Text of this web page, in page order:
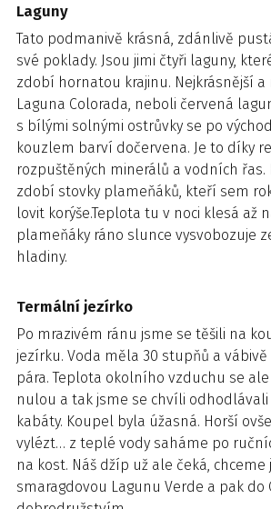
Laguny
Tato podmanivě krásná, zdánlivě
své poklady. Jsou jimi čtyři laguny,
zdobí hornatou krajinu. Nejkrásnější a
Laguna Colorada, neboli červená
s bílými solnými ostrůvky se po
kouzlem barví dočervena. Je to díky
rozpuštěných minerálů a vodních
zdobí stovky plameňáků, kteří sem
lovit korýše.Teplota tu v noci klesá až
plameňáky ráno slunce vysvobozuje
hladiny.
Termální jezírko
Po mrazivém ránu jsme se těšili na
jezírku. Voda měla 30 stupňů a
pára. Teplota okolního vzduchu se
nulou a tak jsme se chvíli
kabáty. Koupel byla úžasná. Horší
vylézt… z teplé vody saháme po
na kost. Náš džíp už ale čeká,
smaragdovou Lagunu Verde a pak